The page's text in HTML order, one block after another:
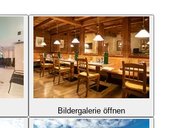
Bildergalerie öffnen